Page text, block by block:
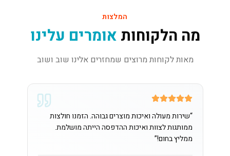
המלצות
מה הלקוחות אומרים עלינו
מאות לקוחות מרוצים שמחזרים אלינו שוב ושוב
“שירות מעולה ואיכות מוצרים גבוהה. הזמנו חולצות
ממותגות לצוות ואיכות ההדפסה הייתה מושלמת.
ממליץ בחום!”